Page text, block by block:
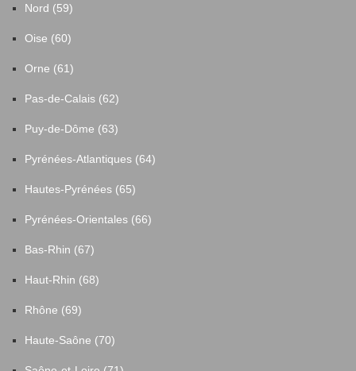
Nord (59)
Oise (60)
Orne (61)
Pas-de-Calais (62)
Puy-de-Dôme (63)
Pyrénées-Atlantiques (64)
Hautes-Pyrénées (65)
Pyrénées-Orientales (66)
Bas-Rhin (67)
Haut-Rhin (68)
Rhône (69)
Haute-Saône (70)